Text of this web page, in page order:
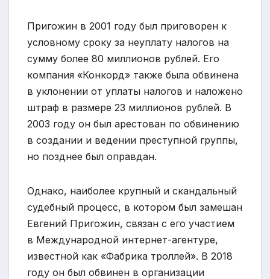
Пригожин в 2001 году был приговорен к
условному сроку за неуплату налогов на
сумму более 80 миллионов рублей. Его
компания «Конкорд» также была обвинена
в уклонении от уплаты налогов и наложено
штраф в размере 23 миллионов рублей. В
2003 году он был арестован по обвинению
в создании и ведении преступной группы,
но позднее был оправдан.
Однако, наиболее крупный и скандальный
судебный процесс, в котором был замешан
Евгений Пригожин, связан с его участием
в Международной интернет-агентуре,
известной как «Фабрика троллей». В 2018
году он был обвинен в организации